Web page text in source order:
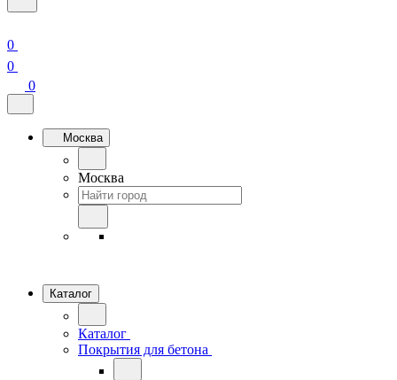
0
0
0
Москва
Москва
Каталог
Каталог
Покрытия для бетона